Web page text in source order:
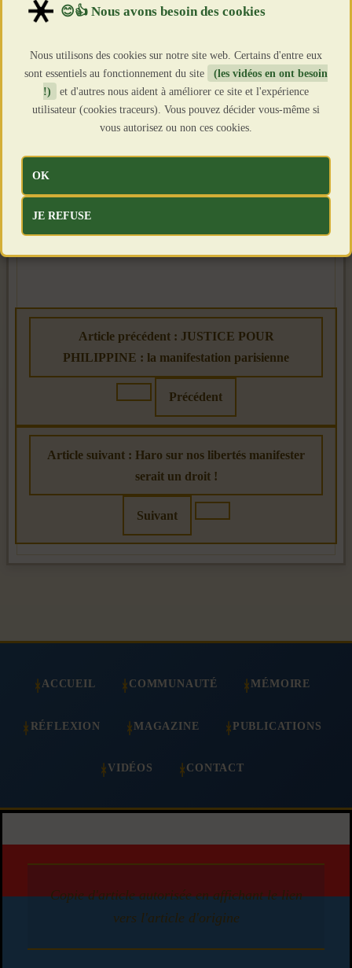
Article précédent : JUSTICE POUR
PHILIPPINE : la manifestation parisienne
Précédent
Article suivant : Haro sur nos libertés manifester
serait un droit !
Suivant
ACCUEIL COMMUNAUTÉ MÉMOIRE
RÉFLEXION MAGAZINE PUBLICATIONS
VIDÉOS CONTACT
Copie d'article autorisée en affichant le lien
vers l'article d'origine
Nous utilisons des cookies sur notre site web. Certains d'entre eux
sont essentiels au fonctionnement du site
(les vidéos en ont besoin
!)
et d'autres nous aident à améliorer ce site et l'expérience
utilisateur (cookies traceurs). Vous pouvez décider vous-même si
vous autorisez ou non ces cookies.
OK
JE REFUSE